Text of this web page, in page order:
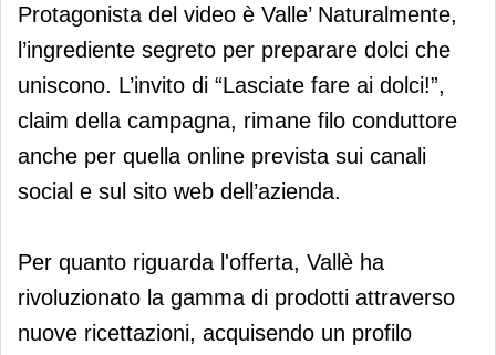
Protagonista del video è Valle’ Naturalmente,
l’ingrediente segreto per preparare dolci che
uniscono. L’invito di “Lasciate fare ai dolci!”,
claim della campagna, rimane filo conduttore
anche per quella online prevista sui canali
social e sul sito web dell’azienda.
Per quanto riguarda l'offerta, Vallè ha
rivoluzionato la gamma di prodotti attraverso
nuove ricettazioni, acquisendo un profilo